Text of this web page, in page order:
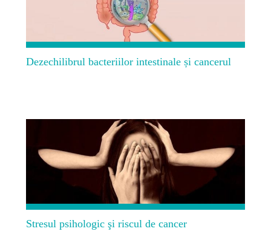
Dezechilibrul bacteriilor intestinale și cancerul
Stresul psihologic şi riscul de cancer